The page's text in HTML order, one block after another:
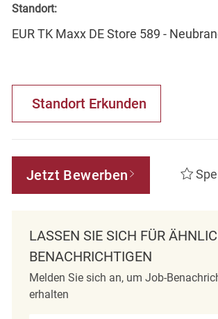
Standort:
EUR TK Maxx DE Store 589 -
Standort Erkunden
Jetzt Bewerben
LASSEN SIE SICH FÜR
BENACHRICHTIGEN
Melden Sie sich an, um Job-
erhalten